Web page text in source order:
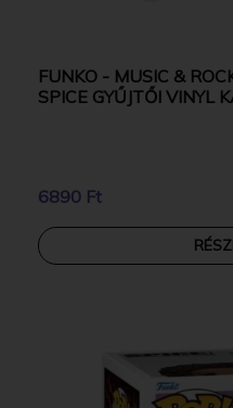
FUNKO - MUSIC &
SPICE GYŰJTŐI VINYL
6890 Ft